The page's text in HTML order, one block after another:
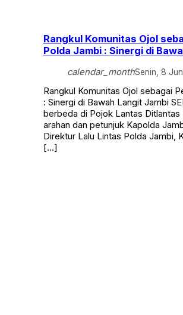
Rangkul Komunitas Ojol
Polda Jambi : Sinergi di
calendar_monthSenin, 8
Rangkul Komunitas Ojol sebagai
: Sinergi di Bawah Langit Jambi
berbeda di Pojok Lantas
arahan dan petunjuk Kapolda
Direktur Lalu Lintas Polda Jambi,
[…]